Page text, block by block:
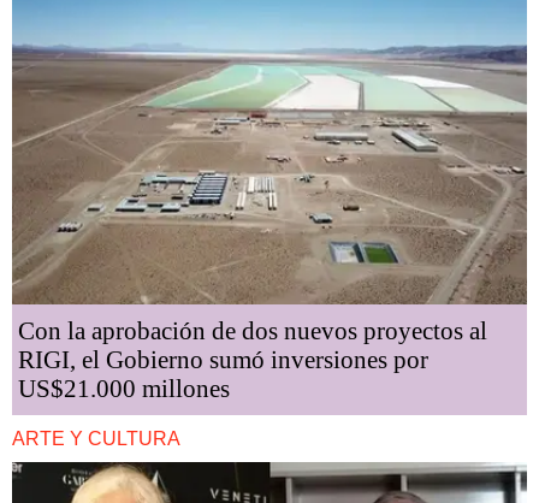
Con la aprobación de dos nuevos proyectos al
RIGI, el Gobierno sumó inversiones por
US$21.000 millones
ARTE Y CULTURA